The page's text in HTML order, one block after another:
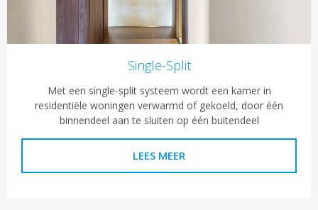
Single-Split
Met een single-split systeem wordt een kamer in
residentiële woningen verwarmd of gekoeld, door één
binnendeel aan te sluiten op één buitendeel
LEES MEER